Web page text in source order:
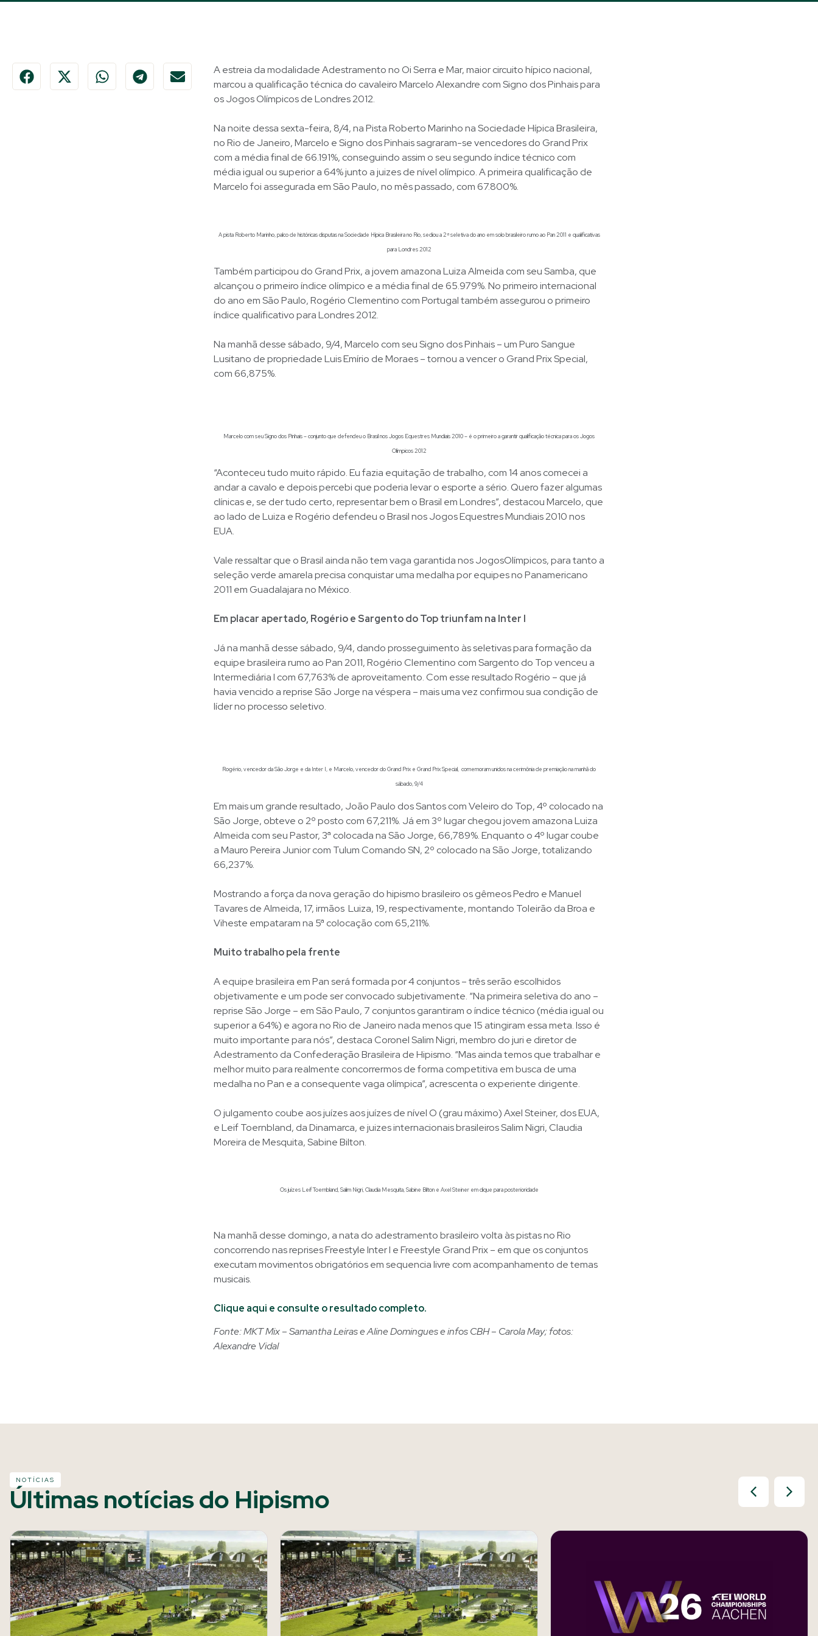
A estreia da modalidade Adestramento no Oi Serra e Mar, maior circuito hípico nacional,
marcou a qualificação técnica do cavaleiro Marcelo Alexandre com Signo dos Pinhais para
os Jogos Olímpicos de Londres 2012.
Na noite dessa sexta-feira, 8/4, na Pista Roberto Marinho na Sociedade Hípica Brasileira,
no Rio de Janeiro, Marcelo e Signo dos Pinhais sagraram-se vencedores do Grand Prix
com a média final de 66.191%, conseguindo assim o seu segundo índice técnico com
média igual ou superior a 64% junto a juizes de nível olímpico. A primeira qualificação de
Marcelo foi assegurada em São Paulo, no mês passado, com 67.800%.
A pista Roberto Marinho, palco de históricas disputas na Sociedade Hípica Brasileira no Rio, sediou a 2ª seletiva do ano em solo brasileiro rumo ao Pan 2011 e qualificativas
para Londres 2012
Também participou do Grand Prix, a jovem amazona Luiza Almeida com seu Samba, que
alcançou o primeiro índice olímpico e a média final de 65.979%. No primeiro internacional
do ano em São Paulo, Rogério Clementino com Portugal também assegurou o primeiro
índice qualificativo para Londres 2012.
Na manhã desse sábado, 9/4, Marcelo com seu Signo dos Pinhais – um Puro Sangue
Lusitano de propriedade Luis Emírio de Moraes – tornou a vencer o Grand Prix Special,
com 66,875%.
Marcelo com seu Signo dos Pinhais – conjunto que defendeu o Brasil nos Jogos Equestres Mundiais 2010 – é o primeiro a garantir qualificação técnica para os Jogos
Olímpicos 2012
“Aconteceu tudo muito rápido. Eu fazia equitação de trabalho, com 14 anos comecei a
andar a cavalo e depois percebi que poderia levar o esporte a sério. Quero fazer algumas
clínicas e, se der tudo certo, representar bem o Brasil em Londres”, destacou Marcelo, que
ao lado de Luiza e Rogério defendeu o Brasil nos Jogos Equestres Mundiais 2010 nos
EUA.
Vale ressaltar que o Brasil ainda não tem vaga garantida nos JogosOlímpicos, para tanto a
seleção verde amarela precisa conquistar uma medalha por equipes no Panamericano
2011 em Guadalajara no México.
Em placar apertado, Rogério e Sargento do Top triunfam na Inter I
Já na manhã desse sábado, 9/4, dando prosseguimento às seletivas para formação da
equipe brasileira rumo ao Pan 2011, Rogério Clementino com Sargento do Top venceu a
Intermediária I com 67,763% de aproveitamento. Com esse resultado Rogério – que já
havia vencido a reprise São Jorge na véspera – mais uma vez confirmou sua condição de
líder no processo seletivo.
Rogério, vencedor da São Jorge e da Inter I, e Marcelo, vencedor do Grand Prix e Grand Prix Special, comemoram unidos na cerimônia de premiação na manhã do
sábado, 9/4
Em mais um grande resultado, João Paulo dos Santos com Veleiro do Top, 4º colocado na
São Jorge, obteve o 2º posto com 67,211%. Já em 3º lugar chegou jovem amazona Luiza
Almeida com seu Pastor, 3ª colocada na São Jorge, 66,789%. Enquanto o 4º lugar coube
a Mauro Pereira Junior com Tulum Comando SN, 2º colocado na São Jorge, totalizando
66,237%.
Mostrando a força da nova geração do hipismo brasileiro os gêmeos Pedro e Manuel
Tavares de Almeida, 17, irmãos Luiza, 19, respectivamente, montando Toleirão da Broa e
Viheste empataram na 5ª colocação com 65,211%.
Muito trabalho pela frente
A equipe brasileira em Pan será formada por 4 conjuntos – três serão escolhidos
objetivamente e um pode ser convocado subjetivamente. “Na primeira seletiva do ano –
reprise São Jorge – em São Paulo, 7 conjuntos garantiram o índice técnico (média igual ou
superior a 64%) e agora no Rio de Janeiro nada menos que 15 atingiram essa meta. Isso é
muito importante para nós”, destaca Coronel Salim Nigri, membro do juri e diretor de
Adestramento da Confederação Brasileira de Hipismo. “Mas ainda temos que trabalhar e
melhor muito para realmente concorrermos de forma competitiva em busca de uma
medalha no Pan e a consequente vaga olímpica”, acrescenta o experiente dirigente.
O julgamento coube aos juízes aos juízes de nível O (grau máximo) Axel Steiner, dos EUA,
e Leif Toernbland, da Dinamarca, e juizes internacionais brasileiros Salim Nigri, Claudia
Moreira de Mesquita, Sabine Bilton.
Os juízes Leif Toernbland, Salim Nigri, Claudia Mesquita, Sabine Bilton e Axel Steiner em clique para posterioridade
Na manhã desse domingo, a nata do adestramento brasileiro volta às pistas no Rio
concorrendo nas reprises Freestyle Inter I e Freestyle Grand Prix – em que os conjuntos
executam movimentos obrigatórios em sequencia livre com acompanhamento de temas
musicais.
Clique aqui e consulte o resultado completo.
Fonte: MKT Mix – Samantha Leiras e Aline Domingues e infos CBH – Carola May; fotos:
Alexandre Vidal
NOTÍCIAS
Últimas notícias do Hipismo